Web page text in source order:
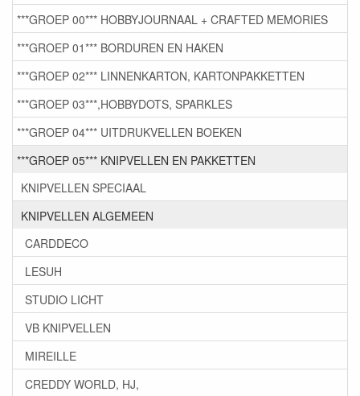
***GROEP 00*** HOBBYJOURNAAL + CRAFTED MEMORIES
***GROEP 01*** BORDUREN EN HAKEN
***GROEP 02*** LINNENKARTON, KARTONPAKKETTEN
***GROEP 03***,HOBBYDOTS, SPARKLES
***GROEP 04*** UITDRUKVELLEN BOEKEN
***GROEP 05*** KNIPVELLEN EN PAKKETTEN
KNIPVELLEN SPECIAAL
KNIPVELLEN ALGEMEEN
CARDDECO
LESUH
STUDIO LICHT
VB KNIPVELLEN
MIREILLE
CREDDY WORLD, HJ,